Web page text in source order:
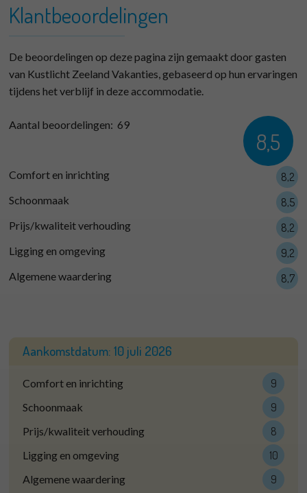
Klantbeoordelingen
De beoordelingen op deze pagina zijn gemaakt door gasten
van Kustlicht Zeeland Vakanties, gebaseerd op hun ervaringen
tijdens het verblijf in deze accommodatie.
Aantal beoordelingen:
8,5
69
Comfort en inrichting 8,2
Schoonmaak 8,5
Prijs/kwaliteit verhouding 8,2
Ligging en omgeving 9,2
Algemene waardering 8,7
Aankomstdatum: 10 juli 2026
Comfort en inrichting 9
Schoonmaak 9
Prijs/kwaliteit verhouding 8
Ligging en omgeving 10
Algemene waardering 9